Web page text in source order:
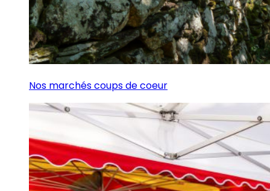
Nos marchés coups de coeur